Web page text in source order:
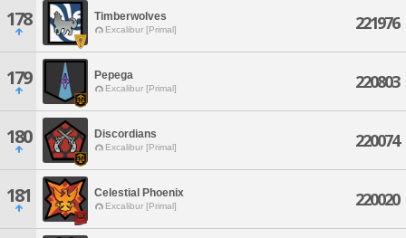
178 Timberwolves
Excalibur [Primal] 221976
179 Pepega
Excalibur [Primal] 220803
180 Discordians
Excalibur [Primal] 220074
181 Celestial Phoenix
Excalibur [Primal] 220020